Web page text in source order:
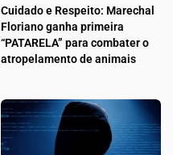
Cuidado e Respeito: Marechal
Floriano ganha primeira
“PATARELA” para combater o
atropelamento de animais